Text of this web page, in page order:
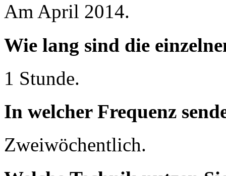
Am April 2014.
Wie lang sind die
1 Stunde.
In welcher Frequenz
Zweiwöchentlich.